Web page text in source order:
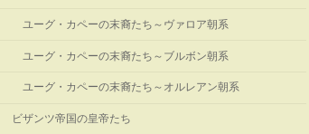
ユーグ・カペーの末裔たち～ヴァロア朝系
ユーグ・カペーの末裔たち～ブルボン朝系
ユーグ・カペーの末裔たち～オルレアン朝系
ビザンツ帝国の皇帝たち